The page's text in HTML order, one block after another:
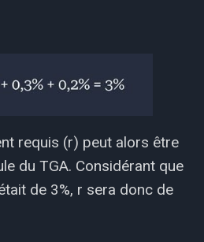
requis (r) peut alors être
du TGA. Considérant que
de 3%, r sera donc de